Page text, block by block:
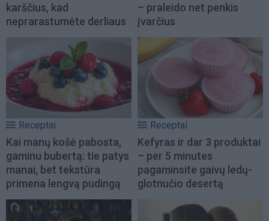
karščius, kad
neprarastumėte derliaus
– praleido net penkis
įvarčius
Receptai
Kai manų košė pabosta,
gaminu bubertą: tie patys
manai, bet tekstūra
primena lengvą pudingą
Receptai
Kefyras ir dar 3 produktai
– per 5 minutes
pagaminsite gaivų ledų-
glotnučio desertą